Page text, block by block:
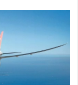
الخطوط
الجوية
التركية:
طريقة
معرفة
الرحلات
التي